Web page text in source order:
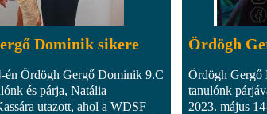
Dominik sikere
én Ördögh Gergő Dominik 9.C
és párja, Natália
utazott, ahol a WDSF
Ördögh
Ördögh Gergő
tanulónk
2023. május